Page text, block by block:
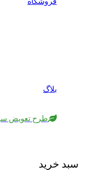
بلاگ
طرح تعویض
سبد خرید